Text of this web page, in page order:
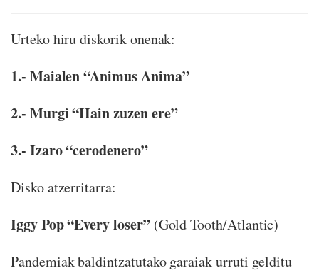
Urteko hiru diskorik onenak:
1.- Maialen “Animus Anima”
2.- Murgi “Hain zuzen ere”
3.- Izaro “cerodenero”
Disko atzerritarra:
Iggy Pop “Every loser”(Gold Tooth/Atlantic)
Pandemiak baldintzatutako garaiak urruti gelditu